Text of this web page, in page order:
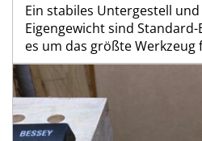
Ein stabiles Untergestell
Eigengewicht sind
es um das größte